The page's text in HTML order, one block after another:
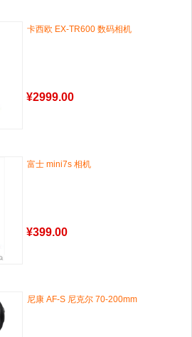
卡西欧 EX-TR600 数码相机
¥2999.00
富士 mini7s 相机
¥399.00
尼康 AF-S 尼克尔 70-200mm